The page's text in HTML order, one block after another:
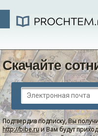
Скачайте
Подтвердив подписку, Вы
http://bibe.ruи Вам будут